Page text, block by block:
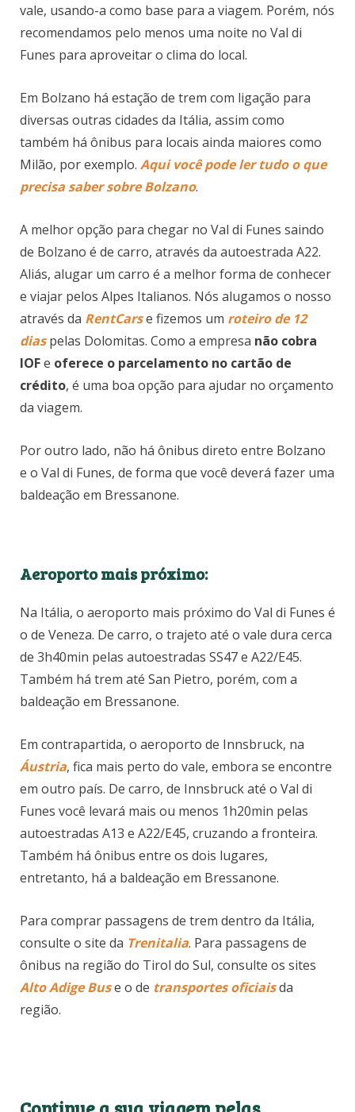
vale, usando-a como base para a viagem. Porém, nós
recomendamos pelo menos uma noite no Val di
Funes para aproveitar o clima do local.
Em Bolzano há estação de trem com ligação para
diversas outras cidades da Itália, assim como
também há ônibus para locais ainda maiores como
Milão, por exemplo. Aqui você pode ler tudo o que
precisa saber sobre Bolzano.
A melhor opção para chegar no Val di Funes saindo
de Bolzano é de carro, através da autoestrada A22.
Aliás, alugar um carro é a melhor forma de conhecer
e viajar pelos Alpes Italianos. Nós alugamos o nosso
através da RentCarse fizemos um roteiro de 12
diaspelas Dolomitas. Como a empresa não cobra
IOFe oferece o parcelamento no cartão de
crédito, é uma boa opção para ajudar no orçamento
da viagem.
Por outro lado, não há ônibus direto entre Bolzano
e o Val di Funes, de forma que você deverá fazer uma
baldeação em Bressanone.
Aeroporto mais próximo:
Na Itália, o aeroporto mais próximo do Val di Funes é
o de Veneza. De carro, o trajeto até o vale dura cerca
de 3h40min pelas autoestradas SS47 e A22/E45.
Também há trem até San Pietro, porém, com a
baldeação em Bressanone.
Em contrapartida, o aeroporto de Innsbruck, na
Áustria, fica mais perto do vale, embora se encontre
em outro país. De carro, de Innsbruck até o Val di
Funes você levará mais ou menos 1h20min pelas
autoestradas A13 e A22/E45, cruzando a fronteira.
Também há ônibus entre os dois lugares,
entretanto, há a baldeação em Bressanone.
Para comprar passagens de trem dentro da Itália,
consulte o site da Trenitalia. Para passagens de
ônibus na região do Tirol do Sul, consulte os sites
Alto Adige Buse o de transportes oficiaisda
região.